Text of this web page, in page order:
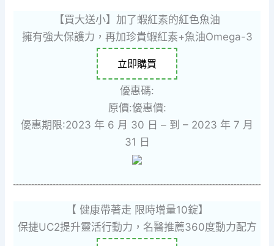
【買大送小】加了蝦紅素的紅色魚油
擁有強大保護力，再加珍貴蝦紅素+魚油Omega-3
立即購買
優惠碼:
原價:優惠價:
優惠期限:2023 年 6 月 30 日 – 到 – 2023 年 7 月
31 日
【 健康帶著走 限時增量10錠】
保捷UC2提升靈活行動力，名醫推薦360度動力配方